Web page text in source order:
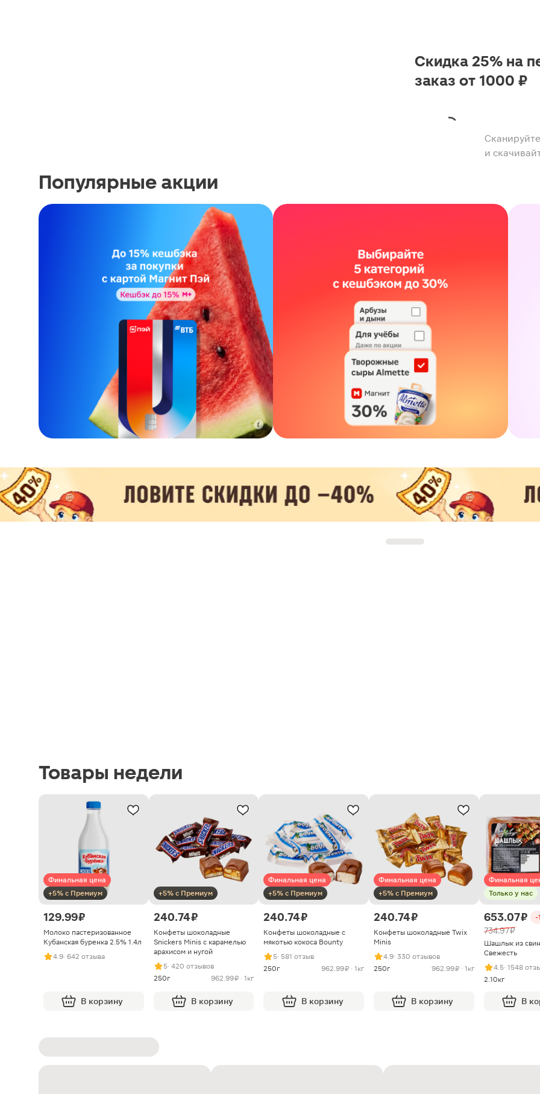
и
Скидка 25% на
заказ от 1000 ₽
Популярные акции
Товары недели
Финальная цена
+5% с Премиум
129.99 ₽
Молоко пастеризованное
Кубанская буренка 2.5% 1.4л
4.9· 642 отзыва
В корзину
+5% с Премиум
240.74 ₽
Конфеты шоколадные
Snickers Minis с карамелью
арахисом и нугой
5· 420 отзывов
250г
962.99 ₽ · 1кг
В корзину
Финальная цена
+5% с Премиум
240.74 ₽
Конфеты шоколадные с
мякотью кокоса Bounty
5· 581 отзыв
250г
962.99 ₽ · 1кг
В корзину
Финальная цена
+5% с Премиум
240.74 ₽
Конфеты шоколадные Twix
Minis
4.9· 330 отзывов
250г
962.99 ₽ · 1кг
В корзину
Финальная
Только у нас
653.07 ₽ -
734.97 ₽
Шашлык из
Свежесть
4.5· 1548
2.10кг
В